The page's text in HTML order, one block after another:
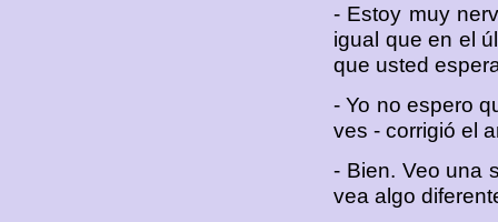
- Estoy muy
igual que en el
que usted
- Yo no espero
ves - corrigió el
- Bien. Veo una
vea algo